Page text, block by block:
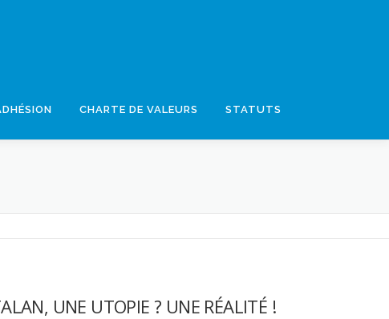
CHARTE DE VALEURS STATUTS
UNE UTOPIE ? UNE RÉALITÉ !